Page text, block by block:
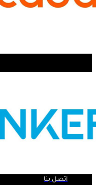
الروابط السريعة ..
الرئيسية
اتصل بنا